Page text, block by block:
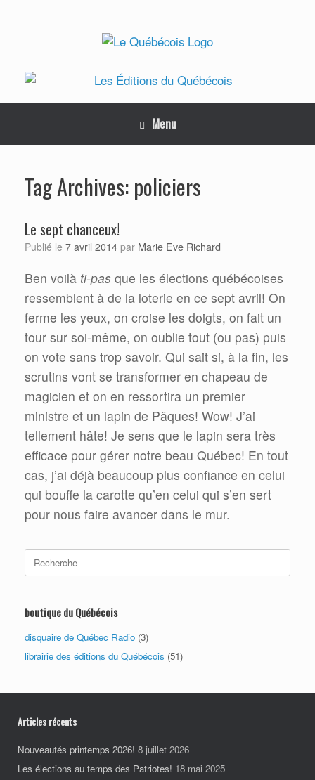
Menu
Tag Archives: policiers
Le sept chanceux!
Publié le 7 avril 2014 par Marie Eve Richard
Ben voilà ti-pas que les élections québécoises
ressemblent à de la loterie en ce sept avril! On
ferme les yeux, on croise les doigts, on fait un
tour sur soi-même, on oublie tout (ou pas) puis
on vote sans trop savoir. Qui sait si, à la fin, les
scrutins vont se transformer en chapeau de
magicien et on en ressortira un premier
ministre et un lapin de Pâques! Wow! J’ai
tellement hâte! Je sens que le lapin sera très
efficace pour gérer notre beau Québec! En tout
cas, j’ai déjà beaucoup plus confiance en celui
qui bouffe la carotte qu’en celui qui s’en sert
pour nous faire avancer dans le mur.
Search
for:
boutique du Québécois
disquaire de Québec Radio (3)
librairie des éditions du Québécois (51)
Articles récents
Nouveautés printemps 2026! 8 juillet 2026
Les élections au temps des Patriotes! 18 mai 2025